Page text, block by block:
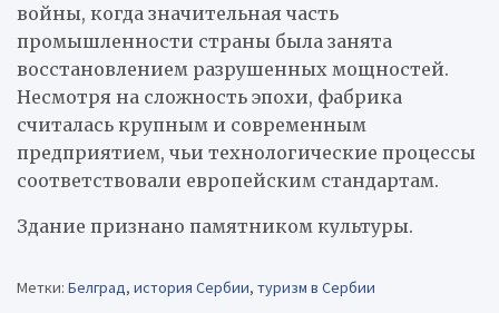
войны, когда значительная часть
промышленности страны была занята
восстановлением разрушенных мощностей.
Несмотря на сложность эпохи, фабрика
считалась крупным и современным
предприятием, чьи технологические процессы
соответствовали европейским стандартам.
Здание признано памятником культуры.
Метки: Белград, история Сербии, туризм в Сербии